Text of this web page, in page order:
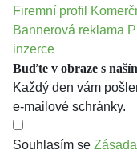
Firemní profil
Bannerová reklama
inzerce
Buďte v obraze s
Každý den vám
e-mailové schránky.
Souhlasím se